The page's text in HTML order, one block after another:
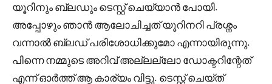
യൂറിനും ബ്ലഡും ടെസ്റ്റ്‌ ചെയ്യാൻ പോയി.
അപ്പോഴും ഞാൻ ആലോചിച്ചത് യൂറിനറി പ്രശ്നം
വന്നാൽ ബ്ലഡ്‌ പരിശോധിക്കുമോ എന്നായിരുന്നു.
പിന്നെ നമ്മുടെ അറിവ് അല്ലല്ലോ ഡോക്ടറിന്റേത്
എന്ന് ഓർത്ത് ആ കാര്യം വിട്ടു. ടെസ്റ്റ്‌ ചെയ്ത്